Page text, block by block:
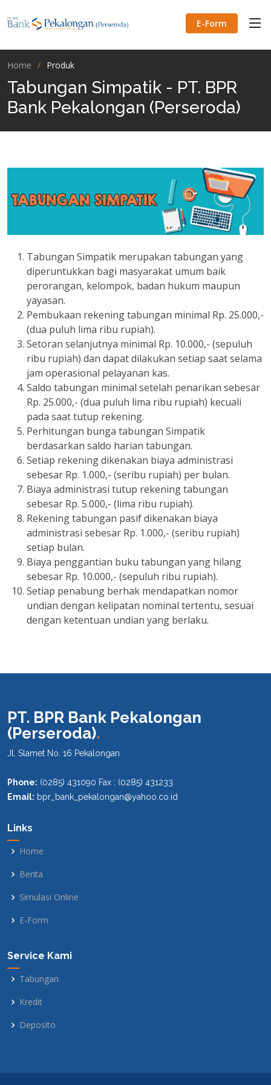
E-Form
Home Produk
Tabungan Simpatik - PT. BPR
Bank Pekalongan (Perseroda)
Tabungan Simpatik merupakan tabungan yang
diperuntukkan bagi masyarakat umum baik
perorangan, kelompok, badan hukum maupun
yayasan.
Pembukaan rekening tabungan minimal Rp. 25.000,-
(dua puluh lima ribu rupiah).
Setoran selanjutnya minimal Rp. 10.000,- (sepuluh
ribu rupiah) dan dapat dilakukan setiap saat selama
jam operasional pelayanan kas.
Saldo tabungan minimal setelah penarikan sebesar
Rp. 25.000,- (dua puluh lima ribu rupiah) kecuali
pada saat tutup rekening.
Perhitungan bunga tabungan Simpatik
berdasarkan saldo harian tabungan.
Setiap rekening dikenakan biaya administrasi
sebesar Rp. 1.000,- (seribu rupiah) per bulan.
Biaya administrasi tutup rekening tabungan
sebesar Rp. 5.000,- (lima ribu rupiah).
Rekening tabungan pasif dikenakan biaya
administrasi sebesar Rp. 1.000,- (seribu rupiah)
setiap bulan.
Biaya penggantian buku tabungan yang hilang
sebesar Rp. 10.000,- (sepuluh ribu rupiah).
Setiap penabung berhak mendapatkan nomor
undian dengan kelipatan nominal tertentu, sesuai
dengan ketentuan undian yang berlaku.
PT. BPR Bank Pekalongan
(Perseroda).
Jl. Slamet No. 16 Pekalongan
Phone: (0285) 431090 Fax : (0285) 431233
Email: bpr_bank_pekalongan@yahoo.co.id
Links
Home
Berita
Simulasi Online
E-Form
Service Kami
Tabungan
Kredit
Deposito